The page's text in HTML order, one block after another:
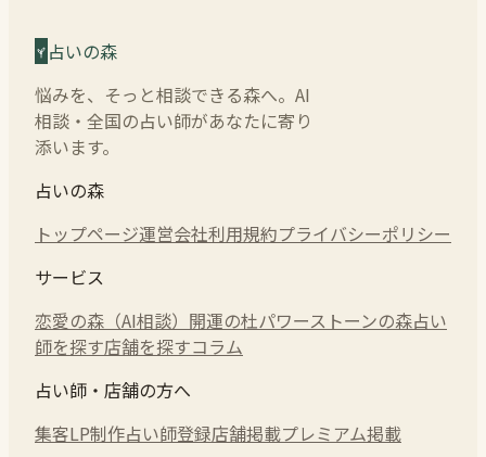
占いの森
悩みを、そっと相談できる森へ。AI
相談・全国の占い師があなたに寄り
添います。
占いの森
トップページ運営会社利用規約プライバシーポリシー
サービス
恋愛の森（AI相談） 開運の杜パワーストーンの森占い
師を探す店舗を探すコラム
占い師・店舗の方へ
集客LP制作占い師登録店舗掲載プレミアム掲載